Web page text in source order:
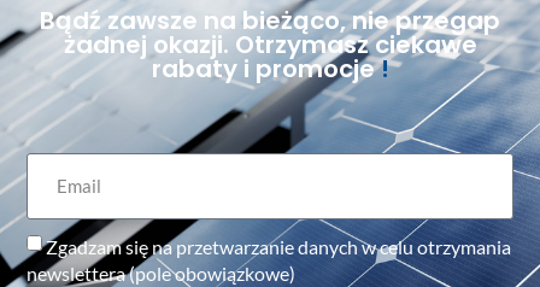
Bądź zawsze na bieżąco, nie przegap
żadnej okazji. Otrzymasz ciekawe
rabaty i promocje!
Zgadzam się na przetwarzanie danych w celu otrzymania
newslettera (pole obowiązkowe)